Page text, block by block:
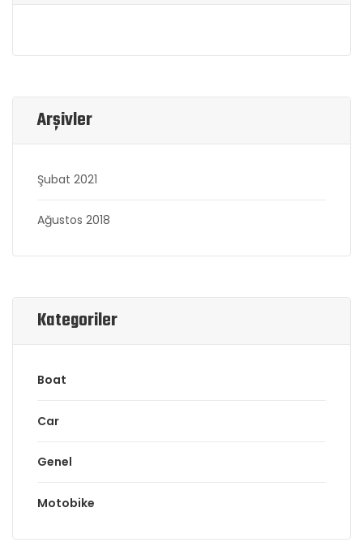
Arşivler
Şubat 2021
Ağustos 2018
Kategoriler
Boat
Car
Genel
Motobike